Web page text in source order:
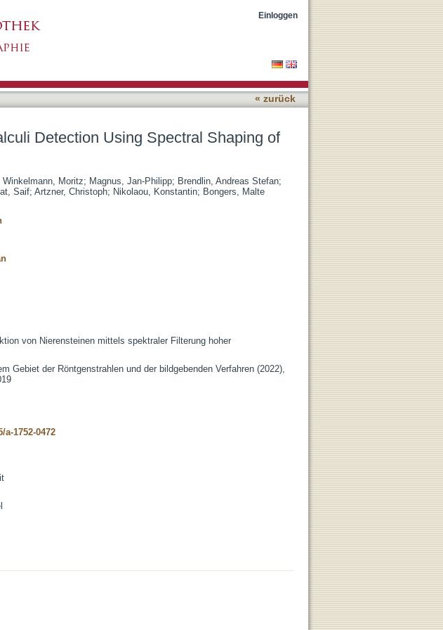
Einloggen
« zurück
Detection Using Spectral Shaping of
Winkelmann, Moritz; Magnus, Jan-Philipp; Brendlin, Andreas Stefan;
Saif; Artzner, Christoph; Nikolaou, Konstantin; Bongers, Malte
von Nierensteinen mittels spektraler Filterung hoher
Gebiet der Röntgenstrahlen und der bildgebenden Verfahren (2022),
1752-0472